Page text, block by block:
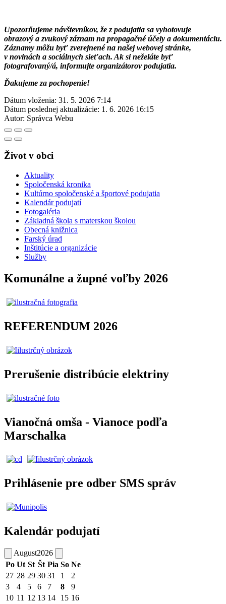
Upozorňujeme návštevníkov, že z podujatia sa vyhotovuje
obrazový a zvukový záznam na propagačné účely a dokumentáciu.
Záznamy môžu byť zverejnené na našej webovej stránke,
v novinách a sociálnych sieťach. Ak si neželáte byť
fotografovaný/á, informujte organizátorov podujatia.
Ďakujeme za pochopenie!
Dátum vloženia: 31. 5. 2026 7:14
Dátum poslednej aktualizácie: 1. 6. 2026 16:15
Autor: Správca Webu
Život v obci
Aktuality
Spoločenská kronika
Kultúrno spoločenské a športové podujatia
Kalendár podujatí
Fotogaléria
Základná škola s materskou školou
Obecná knižnica
Farský úrad
Inštitúcie a organizácie
Služby
Komunálne a župné voľby 2026
REFERENDUM 2026
Prerušenie distribúcie elektriny
Vianočná omša - Vianoce podľa
Marschalka
Prihlásenie pre odber SMS správ
Kalendár podujatí
August2026
Po Ut St Št Pia So Ne
27 28 29 30 31 1
2
3
4 5 6 7 8
9
10 11 12 13 14 15 16